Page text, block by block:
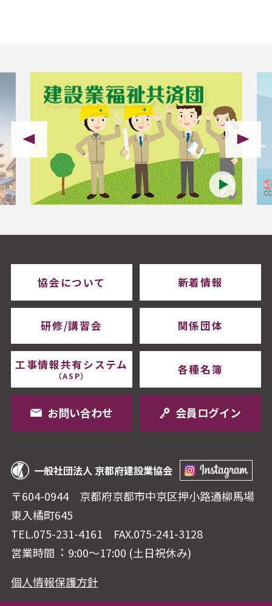
協会について 新着情報
研修/講習会 関係団体
工事情報共有システム
（ASP） 各種名簿
会員ログイン
お問い合わせ
一般社団法人 京都府建設業協会
〒604-0944 京都府京都市中京区押⼩路通柳⾺場
東⼊橘町645
TEL.075-231-4161 FAX.075-241-3128
営業時間︓ 9:00〜17:00 (⼟⽇祝休み)
個人情報保護方針